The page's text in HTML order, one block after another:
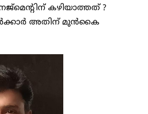
കഴിയാത്തത് ?
അതിന് മുൻകൈ